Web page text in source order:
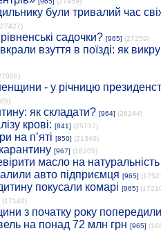
були тривалий час
садочки? [965] (27259)
взуття в поїзді: як
- у річницю
як складати? [964] (26244)
крові: [841] (25737)
на п’яті [850] (21340)
[967] (18205)
масло на натуральність
авто підприємця [965]
покусали комарі [965]
(17141)
з початку року
на понад 72 млн грн [965]